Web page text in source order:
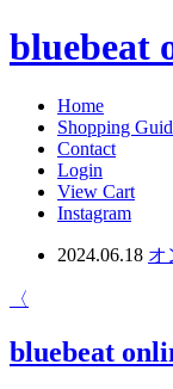
bluebeat
Home
Shopping
Contact
Login
View Cart
Instagram
2024.06.18 オ
〈
bluebeat